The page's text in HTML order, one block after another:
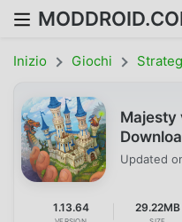
Inizio Giochi
Majesty
Updated
1.13.64 29.22MB